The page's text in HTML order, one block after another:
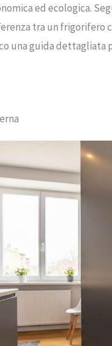
ed ecologica.
tra un frigorifero
una guida